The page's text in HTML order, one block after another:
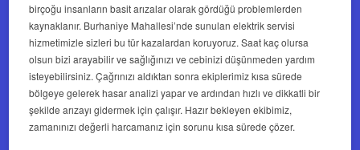
birçoğu insanların basit arızalar olarak gördüğü problemlerden
kaynaklanır. Burhaniye Mahallesi’nde sunulan elektrik servisi
hizmetimizle sizleri bu tür kazalardan koruyoruz. Saat kaç olursa
olsun bizi arayabilir ve sağlığınızı ve cebinizi düşünmeden yardım
isteyebilirsiniz. Çağrınızı aldıktan sonra ekiplerimiz kısa sürede
bölgeye gelerek hasar analizi yapar ve ardından hızlı ve dikkatli bir
şekilde arızayı gidermek için çalışır. Hazır bekleyen ekibimiz,
zamanınızı değerli harcamanız için sorunu kısa sürede çözer.